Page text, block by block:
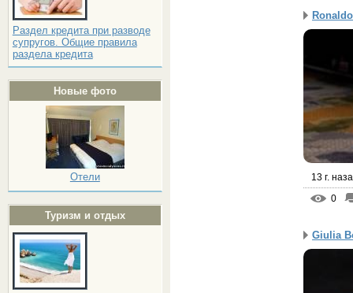
Раздел кредита при разводе
супругов. Общие правила
раздела кредита
Новые фото
Отели
Туризм и отдых
13 г.
0
Giulia